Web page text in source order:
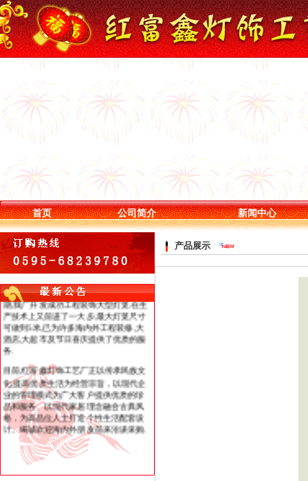
首页 公司简介 新闻中心
随着古典灯饰的国内外市场的迅猛发
内市场为先导，以国际市场为主攻方向
的发展战略。每年我厂都参加香港亚洲
家居展及礼品展,获得许多长期海外定单,
产品出口至北美、欧洲;亚洲有日本、韩
国、台湾，新加坡等地区。在国内市场,
我厂长期为大型家具连锁店,家居配饰连
锁店,知名品牌连锁店等提供配套服务.近
期,我厂开发成功工程装饰大型灯笼.在生
产技术上又前进了一大步,最大灯笼尺寸
可做到5米,已为许多海内外工程装修,大
酒店,大超市及节日喜庆提供了优质的服
务.
目前,红富鑫灯饰工艺厂正以传承民族文
化,提高优质生活为经营宗旨，以现代企
业的管理模式为广大客户提供优质的珍
品和服务。以现代家居理念融合古典风
格，为高品位人士打造个性生活配套设
计。竭诚欢迎海内外朋友前来洽谈采购.
产品展示